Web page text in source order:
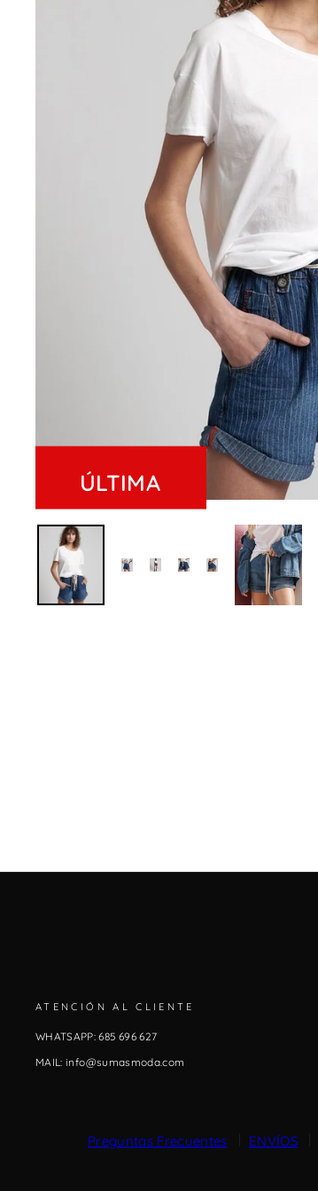
ÚLTIMA
ATENCIÓN AL CLIENTE
WHATSAPP: 685 696 627
MAIL: info@sumasmoda.com
Preguntas Frecuentes ENVÍOS